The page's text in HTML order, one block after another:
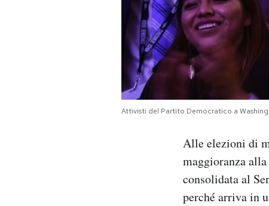
Attivisti del Partito Democratico a
Alle elezioni di
maggioranza
consolidata al
perché arriva in